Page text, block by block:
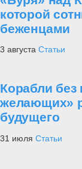
которой
беженцами
3 августа Статьи
Корабли без
желающих»
будущего
31 июля Статьи